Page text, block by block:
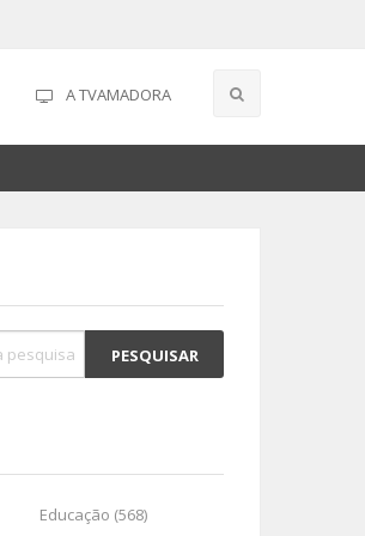
A TVAMADORA
Educação (568)